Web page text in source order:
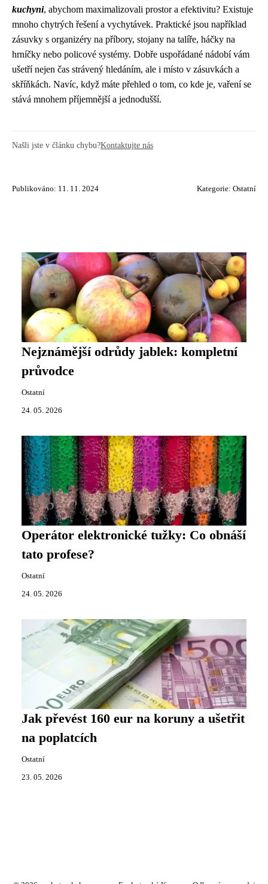
kuchyni, abychom maximalizovali prostor a efektivitu? Existuje
mnoho chytrých řešení a vychytávek. Praktické jsou například
zásuvky s organizéry na příbory, stojany na talíře, háčky na
hrníčky nebo policové systémy. Dobře uspořádané nádobí vám
ušetří nejen čas strávený hledáním, ale i místo v zásuvkách a
skříňkách. Navíc, když máte přehled o tom, co kde je, vaření se
stává mnohem příjemnější a jednodušší.
Našli jste v článku chybu?Kontaktujte nás
Publikováno: 11. 11. 2024 Kategorie: Ostatní
Nejznámější odrůdy jablek: kompletní
průvodce
Ostatní
24. 05. 2026
Operátor elektronické tužky: Co obnáší
tato profese?
Ostatní
24. 05. 2026
Jak převést 160 eur na koruny a ušetřit
na poplatcích
Ostatní
23. 05. 2026